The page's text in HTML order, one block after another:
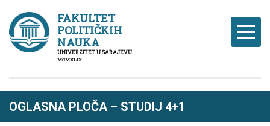
FAKULTET
POLITIČKIH
NAUKA
UNIVERZITET U SARAJEVU
MCMXLIX
OGLASNA PLOČA – STUDIJ 4+1